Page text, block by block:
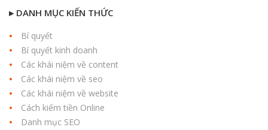
▸ DANH MỤC KIẾN THỨC
Bí quyết
Bí quyết kinh doanh
Các khái niệm về content
Các khái niệm về seo
Các khái niệm về website
Cách kiếm tiền Online
Danh mục SEO